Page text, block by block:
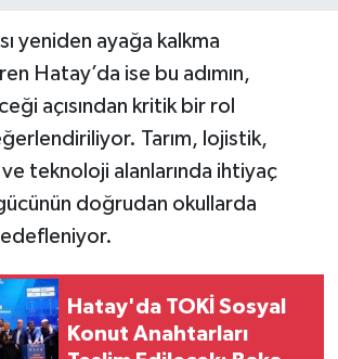
yeniden ayağa kalkma
Hatay’da ise bu adımın,
açısından kritik bir rol
Tarım, lojistik,
ve teknoloji alanlarında ihtiyaç
doğrudan okullarda
Hatay'da TOKİ Sosyal
Konut Anahtarları